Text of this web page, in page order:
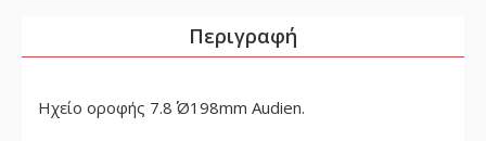
Περιγραφή
Ηχείο οροφής 7.8΄΄ Ø198mm Audien.